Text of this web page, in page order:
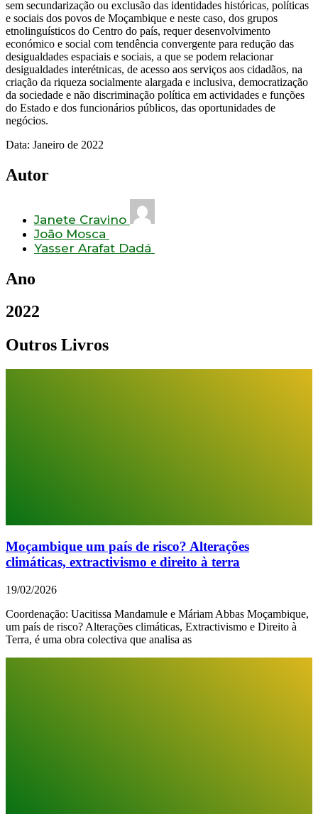
sem secundarização ou exclusão das identidades históricas, políticas
e sociais dos povos de Moçambique e neste caso, dos grupos
etnolinguísticos do Centro do país, requer desenvolvimento
económico e social com tendência convergente para redução das
desigualdades espaciais e sociais, a que se podem relacionar
desigualdades interétnicas, de acesso aos serviços aos cidadãos, na
criação da riqueza socialmente alargada e inclusiva, democratização
da sociedade e não discriminação política em actividades e funções
do Estado e dos funcionários públicos, das oportunidades de
negócios.
Data: Janeiro de 2022
Autor
Janete Cravino
João Mosca
Yasser Arafat Dadá
Ano
2022
Outros Livros
Moçambique um país de risco? Alterações
climáticas, extractivismo e direito à terra
19/02/2026
Coordenação: Uacitissa Mandamule e Máriam Abbas Moçambique,
um país de risco? Alterações climáticas, Extractivismo e Direito à
Terra, é uma obra colectiva que analisa as